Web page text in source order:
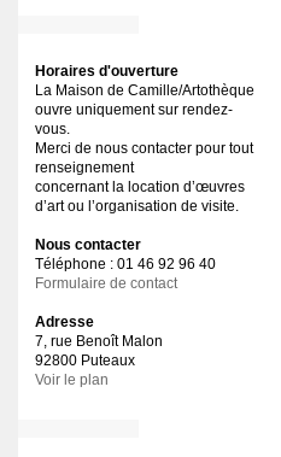
Horaires d'ouverture
La Maison de Camille/Artothèque
ouvre uniquement sur rendez-
vous.
Merci de nous contacter pour tout
renseignement
concernant la location d’œuvres
d’art ou l’organisation de visite.
Nous contacter
Téléphone : 01 46 92 96 40
Formulaire de contact
Adresse
7, rue Benoît Malon
92800 Puteaux
Voir le plan